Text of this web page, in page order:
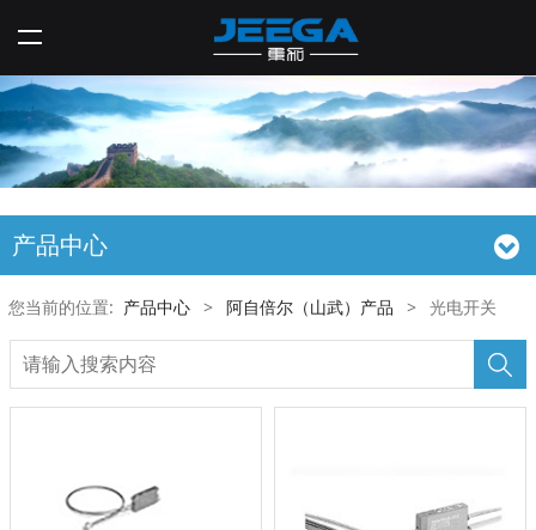
产品中心
您当前的位置: 产品中心 > 阿自倍尔（山武）产品 > 光电开关